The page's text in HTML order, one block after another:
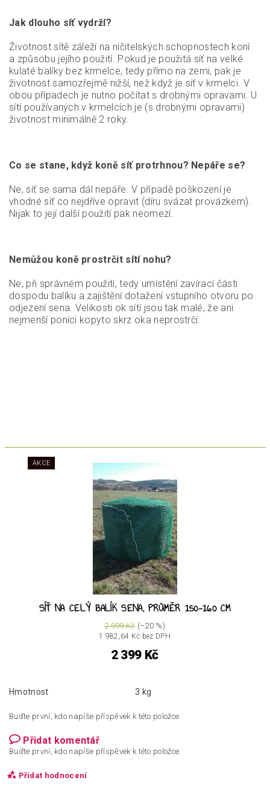
Jak dlouho síť vydrží?
Životnost sítě záleží na ničitelských schopnostech koní
a způsobu jejího použití. Pokud je použitá síť na velké
kulaté balíky bez krmelce, tedy přímo na zemi, pak je
životnost samozřejmě nižší, než když je síť v krmelci. V
obou případech je nutno počítat s drobnými opravami. U
sítí používaných v krmelcích je (s drobnými opravami)
životnost minimálně 2 roky.
Co se stane, když koně síť protrhnou? Nepáře se?
Ne, síť se sama dál nepáře. V případě poškození je
vhodné síť co nejdříve opravit (díru svázat provázkem).
Nijak to její další použití pak neomezí.
Nemůžou koně prostrčit sítí nohu?
Ne, při správném použití, tedy umístění zavírací části
dospodu balíku a zajištění dotažení vstupního otvoru po
odjezení sena. Velikosti ok sítí jsou tak malé, že ani
nejmenší poníci kopyto skrz oka neprostrčí.
AKCE
SÍŤ NA CELÝ BALÍK SENA, PRŮMĚR 150-160 CM
2 999 Kč(–20 %)
1 982,64 Kč bez DPH
2 399 Kč
Hmotnost 3 kg
Buďte první, kdo napíše příspěvek k této položce.
Přidat komentář
Buďte první, kdo napíše příspěvek k této položce.
Přidat hodnocení